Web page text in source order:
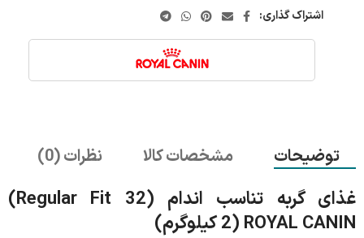
اشتراک گذاری:
توضیحات مشخصات کالا نظرات (0)
غذای گربه تناسب اندام (Regular Fit 32)
ROYAL CANIN (2 کیلوگرم)